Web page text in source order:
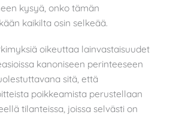
kysyä, onko tämän
kaikilta osin selkeää.
oikeuttaa lainvastaisuudet
kanoniseen perinteeseen
sitä, että
poikkeamista perustellaan
tilanteissa, joissa selvästi on